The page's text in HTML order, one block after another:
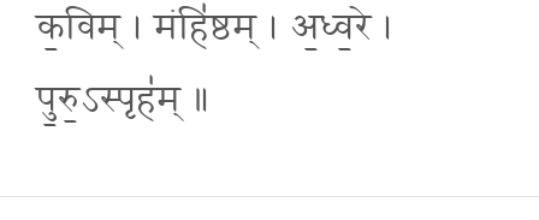
क॒विम् । मंहि॑ष्ठम् । अ॒ध्व॒रे ।
पु॒रु॒ऽस्पृह॑म् ॥